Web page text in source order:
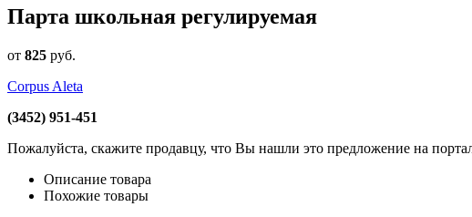
Парта школьная регулируемая
от 825 руб.
Corpus Aleta
(3452) 951-451
Пожалуйста, скажите продавцу, что Вы нашли это предложение на
Описание товара
Похожие товары